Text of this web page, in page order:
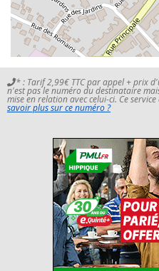
* : Tarif 2,99€ TTC par appel + prix
n'est pas le numéro du destinataire
mise en relation avec celui-ci. Ce
savoir plus sur ce numéro ?